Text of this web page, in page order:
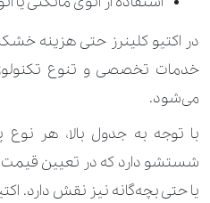
کت
کت جیر
کت چرم
در اکتیو کلینرز حتی هزینه
خدمات تخصصی و تنوع
می‌شود.
با توجه به جدول بالا، هر نوع
شستشو دارد که در تعیین قیمت
یا حتی بچه‌گانه نیز نقش دارد.